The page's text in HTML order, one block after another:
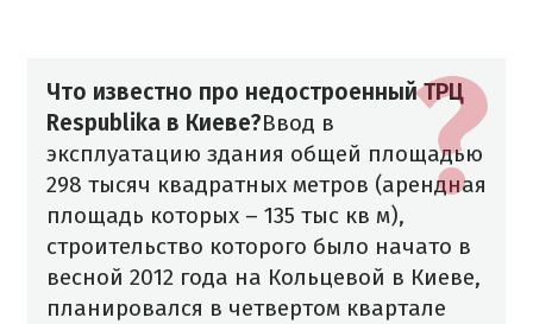
Что известно про недостроенный ТРЦ
Respublika в Киеве?Ввод в
эксплуатацию здания общей площадью
298 тысяч квадратных метров (арендная
площадь которых – 135 тыс кв м),
строительство которого было начато в
весной 2012 года на Кольцевой в Киеве,
планировался в четвертом квартале